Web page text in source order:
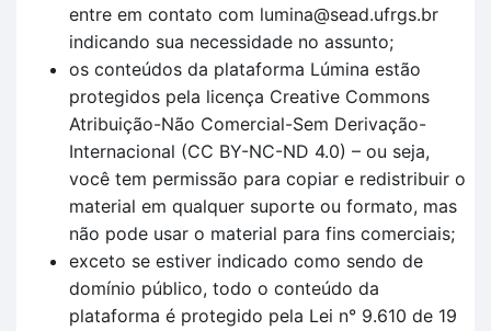
entre em contato com lumina@sead.ufrgs.br
indicando sua necessidade no assunto;
os conteúdos da plataforma Lúmina estão
protegidos pela licença Creative Commons
Atribuição-Não Comercial-Sem Derivação-
Internacional (CC BY-NC-ND 4.0) – ou seja,
você tem permissão para copiar e redistribuir o
material em qualquer suporte ou formato, mas
não pode usar o material para fins comerciais;
exceto se estiver indicado como sendo de
domínio público, todo o conteúdo da
plataforma é protegido pela Lei n° 9.610 de 19